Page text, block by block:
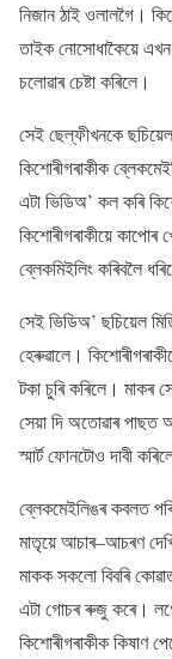
নিজান ঠাই ওলালগৈ।
তাইক নোসোধাকৈয়ে এখন
চলোৱাৰ চেষ্টা কৰিলে।
সেই ছেল্ফীখনকে ছচিয়েল
কিশোৰীগৰাকীক
এটা ভিডিঅ’ কল কৰি
কিশোৰীগৰাকীয়ে কাপোৰ
ব্লেকমিইলিং কৰিবলৈ
সেই ভিডিঅ’ ছচিয়েল
হেৰুৱালে।
টকা চুৰি কৰিলে। মাকৰ
সেয়া দি অতোৱাৰ পাছত
স্মাৰ্ট ফোনটোও দাবী
ব্লেকমেইলিঙৰ কবলত পৰি
মাতৃয়ে আচাৰ–আচৰণ
মাকক সকলো বিবৰি
এটা গোচৰ ৰুজু কৰে।
কিশোৰীগৰাকীক কিষাণ